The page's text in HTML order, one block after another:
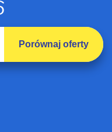
Porównaj oferty